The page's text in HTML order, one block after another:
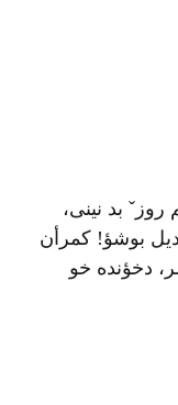
اطلاق
بد نینی،
بوشؤ! کمرأن
دخؤنده خو
دس به پیشؤنی،